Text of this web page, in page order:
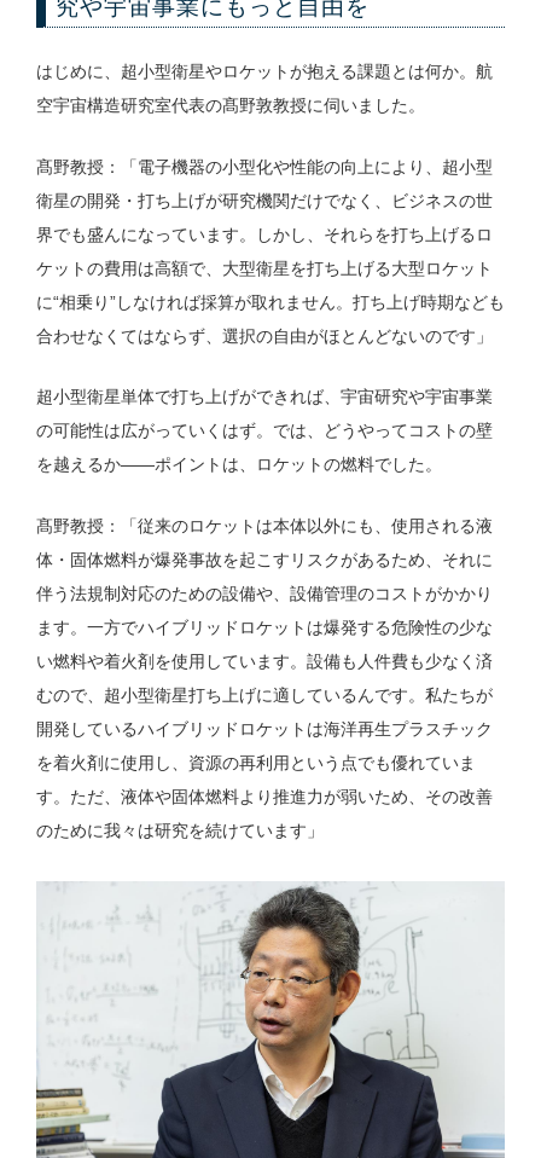
究や宇宙事業にもっと自由を
はじめに、超小型衛星やロケットが抱える課題とは何か。航
空宇宙構造研究室代表の髙野敦教授に伺いました。
髙野教授：「電子機器の小型化や性能の向上により、超小型
衛星の開発・打ち上げが研究機関だけでなく、ビジネスの世
界でも盛んになっています。しかし、それらを打ち上げるロ
ケットの費用は高額で、大型衛星を打ち上げる大型ロケット
に“相乗り”しなければ採算が取れません。打ち上げ時期なども
合わせなくてはならず、選択の自由がほとんどないのです」
超小型衛星単体で打ち上げができれば、宇宙研究や宇宙事業
の可能性は広がっていくはず。では、どうやってコストの壁
を越えるか——ポイントは、ロケットの燃料でした。
髙野教授：「従来のロケットは本体以外にも、使用される液
体・固体燃料が爆発事故を起こすリスクがあるため、それに
伴う法規制対応のための設備や、設備管理のコストがかかり
ます。一方でハイブリッドロケットは爆発する危険性の少な
い燃料や着火剤を使用しています。設備も人件費も少なく済
むので、超小型衛星打ち上げに適しているんです。私たちが
開発しているハイブリッドロケットは海洋再生プラスチック
を着火剤に使用し、資源の再利用という点でも優れていま
す。ただ、液体や固体燃料より推進力が弱いため、その改善
のために我々は研究を続けています」